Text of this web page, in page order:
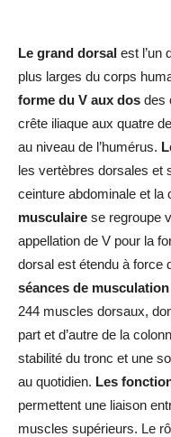
Le grand dorsal est l’un
plus larges du corps
forme du V aux dos des
crête iliaque aux quatre
au niveau de l’humérus.
les vertèbres dorsales et
ceinture abdominale et la
musculaire se regroupe
appellation de V pour la
dorsal est étendu à force
séances de
244 muscles dorsaux,
part et d’autre de la
stabilité du tronc et une
au quotidien. Les
permettent une liaison
muscles supérieurs. Le